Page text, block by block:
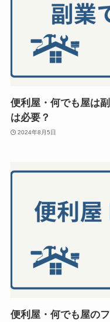
便利屋・何でも屋は
は必要？
2024年8月5日
便利屋・何でも屋の